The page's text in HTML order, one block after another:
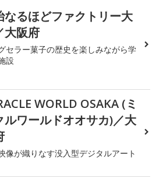
なるほどファクトリー大
大阪府
セラー菓子の歴史を楽しみながら学
設
WORLD OSAKA (ミ
ルワールドオオサカ)／大
像が織りなす没入型デジタルアート